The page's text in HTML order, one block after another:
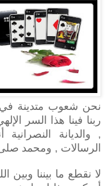
نحن شعوب متدينة
ربنا فينا هذا السر
, والديانة
الرسالات , ومحمد
لا نقطع ما بيننا وبين